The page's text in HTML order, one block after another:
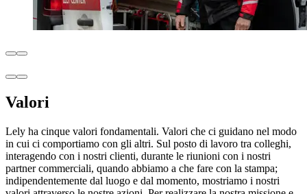
Valori
Lely ha cinque valori fondamentali. Valori che ci guidano nel modo
in cui ci comportiamo con gli altri. Sul posto di lavoro tra colleghi,
interagendo con i nostri clienti, durante le riunioni con i nostri
partner commerciali, quando abbiamo a che fare con la stampa;
indipendentemente dal luogo e dal momento, mostriamo i nostri